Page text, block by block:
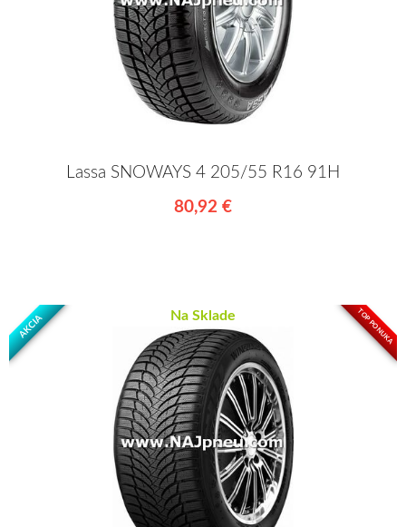
Lassa SNOWAYS 4 205/55 R16 91H
80,92 €
AKCIA TOP PONUKA
Na Sklade